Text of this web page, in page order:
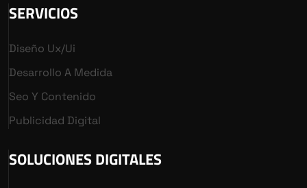
SERVICIOS
Diseño Ux/ui
Desarrollo A Medida
Seo Y Contenido
Publicidad Digital
SOLUCIONES DIGITALES